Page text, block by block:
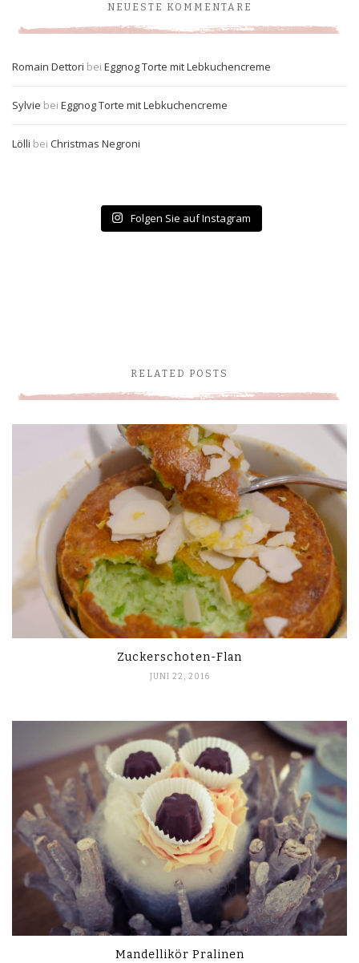
NEUESTE KOMMENTARE
Romain Dettori bei Eggnog Torte mit Lebkuchencreme
Sylvie bei Eggnog Torte mit Lebkuchencreme
Lölli bei Christmas Negroni
Folgen Sie auf Instagram
RELATED POSTS
Zuckerschoten-Flan
JUNI 22, 2016
Mandellikör Pralinen